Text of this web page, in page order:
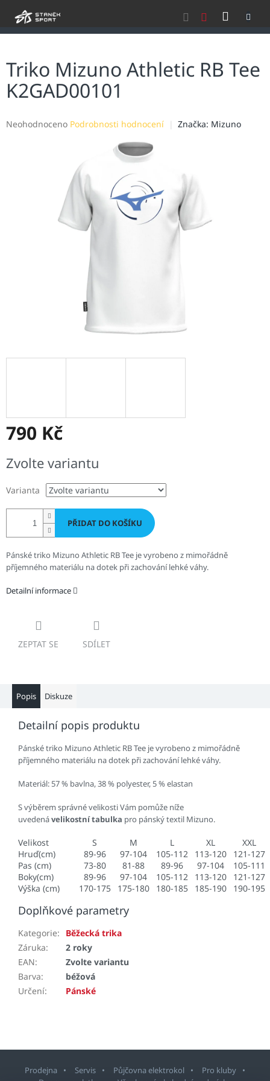
Triko Mizuno Athletic RB Tee
K2GAD00101
Průměrné
Neohodnoceno Podrobnosti hodnocení Značka: Mizuno
790 Kč
cena:
Zvolte variantu
Varianta
PŘIDAT DO KOŠÍKU
Pánské triko Mizuno Athletic RB Tee je vyrobeno z mimořádně
příjemného materiálu na dotek při zachování lehké váhy.
Detailní informace
ZEPTAT SE SDÍLET
Popis Diskuze
Detailní popis produktu
Pánské triko Mizuno Athletic RB Tee je vyrobeno z mimořádně
příjemného materiálu na dotek při zachování lehké váhy.
Materiál: 57 % bavlna, 38 % polyester, 5 % elastan
S výběrem správné velikosti Vám pomůže níže
uvedenávelikostní tabulka pro pánský textil Mizuno.
Velikost S M L XL
XXL
Hruď(cm)
89-96 97-104 105-112 113-120
121-127
Pas (cm)
73-80 81-88 89-96 97-104
105-111
Boky(cm)
89-96 97-104 105-112 113-120
121-127
Výška (cm)
170-175 175-180 180-185 185-190 190-195
Doplňkové parametry
Kategorie:
Běžecká trika
Záruka:
2 roky
EAN:
Zvolte variantu
Barva:
béžová
Určení: Pánské
Prodejna Servis Půjčovna elektrokol
Pro kluby